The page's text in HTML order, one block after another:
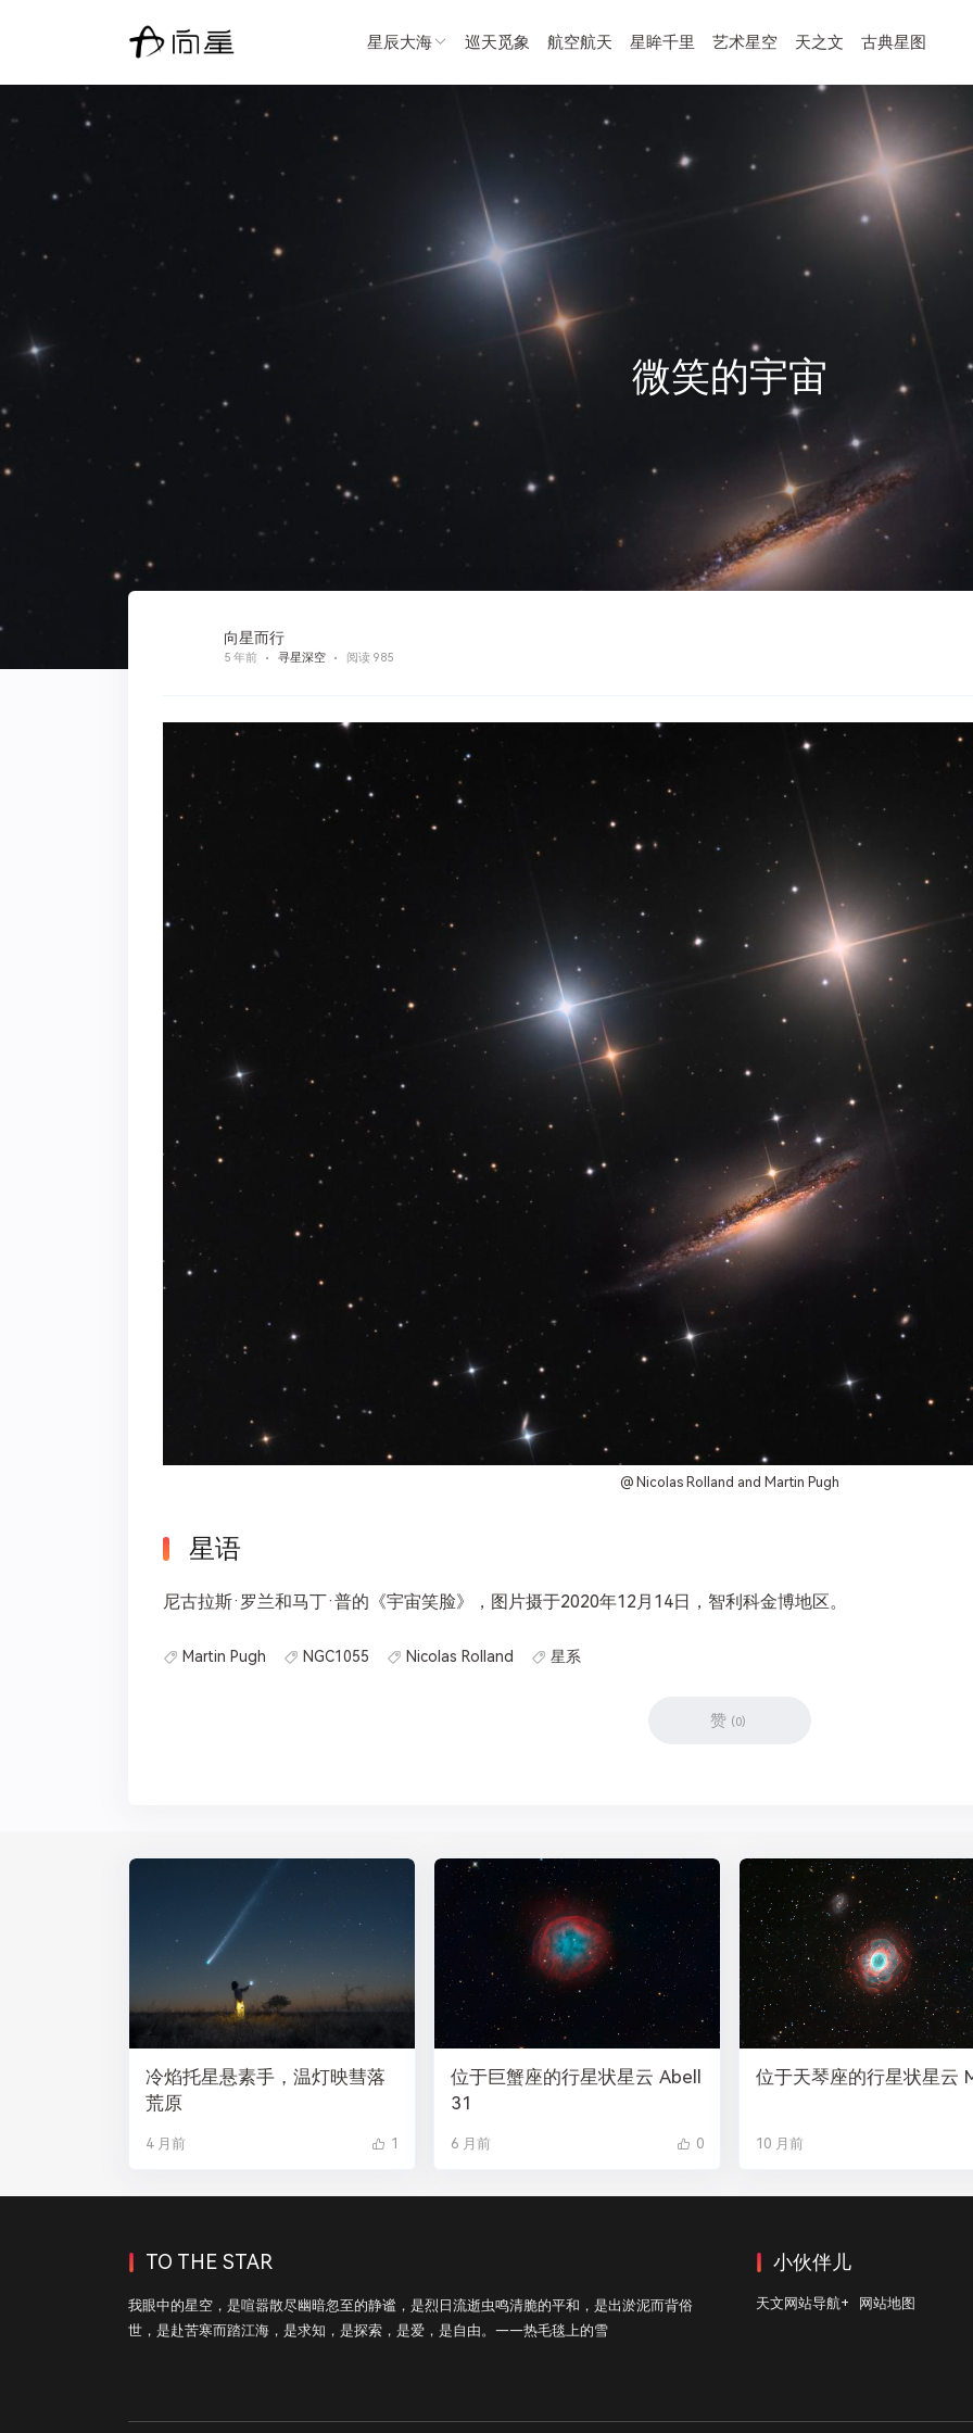
星辰大海 巡天觅象 航空航天 星眸千里 艺术星空 天之文 古典星图
微笑的宇宙
向星而行
5 年前 寻星深空 阅读 985
@ Nicolas Rolland and Martin Pugh
星语
尼古拉斯·罗兰和马丁·普的《宇宙笑脸》，图片摄于2020年12月14日，智利科金博地区。
Martin Pugh NGC1055 Nicolas Rolland 星系
赞 (0)
冷焰托星悬素手，温灯映彗落
荒原
4 月前 1
位于巨蟹座的行星状星云 Abell
31
6 月前 0
位于天琴座的行星状星云
10 月前
TO THE STAR
我眼中的星空，是喧嚣散尽幽暗忽至的静谧，是烈日流逝虫鸣清脆的平和，是出淤泥而背俗
世，是赴苦寒而踏江海，是求知，是探索，是爱，是自由。——热毛毯上的雪
小伙伴儿
天文网站导航+ 网站地图